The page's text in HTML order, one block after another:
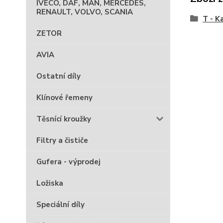
IVECO, DAF, MAN, MERCEDES,
RENAULT, VOLVO, SCANIA
ZETOR
AVIA
Ostatní díly
Klínové řemeny
Těsnící kroužky
Filtry a čističe
Gufera - výprodej
Ložiska
Speciální díly
T -